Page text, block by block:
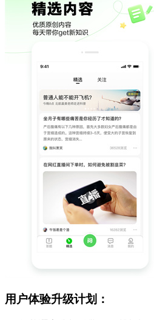
用户体验升级计划：